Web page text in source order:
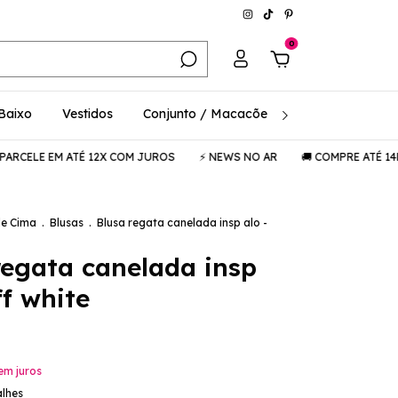
0
Vestidos Conjunto / Macacões
ATÉ 12X COM JUROS ⚡️ NEWS NO AR 🚚 COMPRE ATÉ 14H E
Cima . Blusas . Blusa regata canelada insp alo -
canelada insp
white
juros